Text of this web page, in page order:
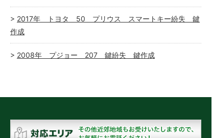
2017年 トヨタ 50 プリウス スマートキー紛失 鍵
作成
2008年 プジョー 207 鍵紛失 鍵作成